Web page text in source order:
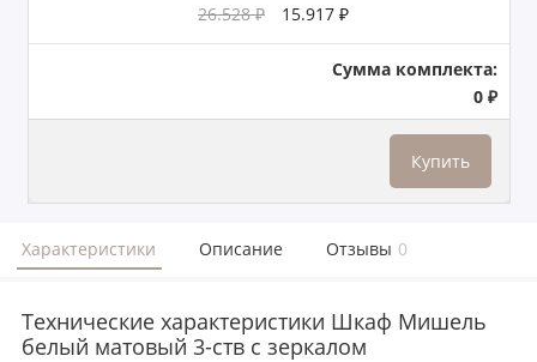
26.528 ₽ 15.917 ₽
Сумма комплекта:
0 ₽
Купить
Характеристики Описание Отзывы 0
Технические характеристики Шкаф Мишель
белый матовый 3-ств с зеркалом